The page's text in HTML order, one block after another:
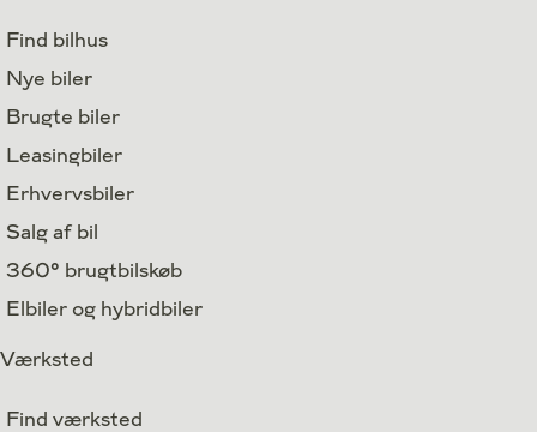
Find bilhus
Nye biler
Brugte biler
Leasingbiler
Erhvervsbiler
Salg af bil
360° brugtbilskøb
Elbiler og hybridbiler
Værksted
Find værksted